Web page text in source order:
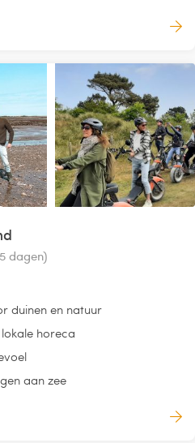
dagen)
duinen en natuur
horeca
aan zee